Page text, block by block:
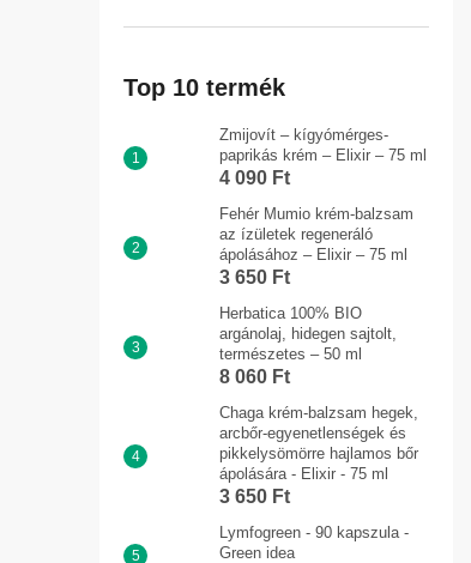
Top 10 termék
Zmijovít – kígyómérges-
paprikás krém – Elixir – 75 ml
4 090 Ft
Fehér Mumio krém-balzsam
az ízületek regeneráló
ápolásához – Elixir – 75 ml
3 650 Ft
Herbatica 100% BIO
argánolaj, hidegen sajtolt,
természetes – 50 ml
8 060 Ft
Chaga krém-balzsam hegek,
arcbőr-egyenetlenségek és
pikkelysömörre hajlamos bőr
ápolására - Elixir - 75 ml
3 650 Ft
Lymfogreen - 90 kapszula -
Green idea